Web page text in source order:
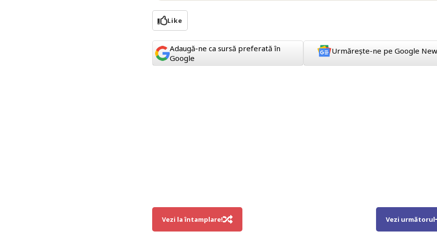
Like
Adaugă-ne ca sursă preferată în
Google
Urmărește-ne pe Google
Vezi la întamplare! Vezi următorul